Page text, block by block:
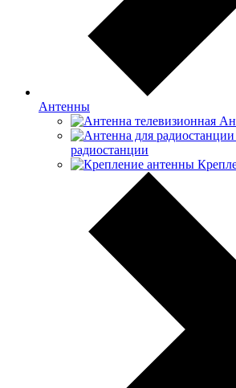
Антенны
радиостанции